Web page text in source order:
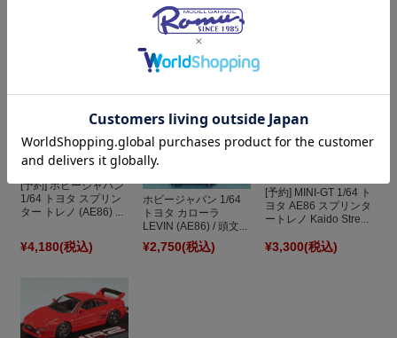
京商 1/18 トヨタ スプ
リンタートレノ AE86
Khyzyl Saleem ホワ...
[予約] ホビージャパン
1/64 トヨタ スプリン
ター トレノ (AE86) ...
¥4,180(税込)
ホビージャパン 1/64
トヨタ カローラ
LEVIN (AE86) / 頭文...
¥2,750(税込)
[予約] MINI-GT 1/64 ト
ヨタ AE86 スプリンタ
ートレノ Kaido Stre...
¥3,300(税込)